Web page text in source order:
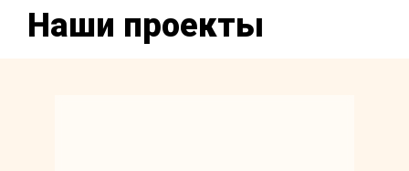
Наши проекты